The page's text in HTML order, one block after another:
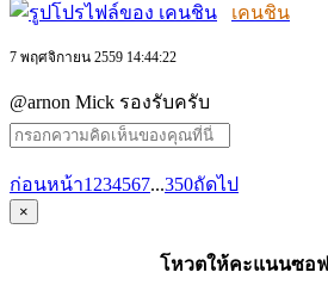
เคนชิน
7 พฤศจิกายน 2559 14:44:22
@arnon Mick รองรับครับ
ก่อนหน้า1 234567...350ถัดไป
×
โหวตให้คะแนนซอ